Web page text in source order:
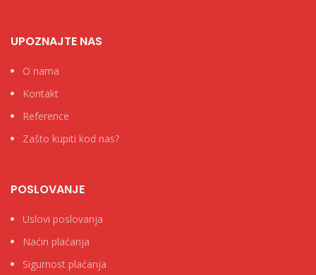
UPOZNAJTE NAS
O nama
Kontakt
Reference
Zašto kupiti kod nas?
POSLOVANJE
Uslovi poslovanja
Naćin plaćanja
Sigurnost plaćanja